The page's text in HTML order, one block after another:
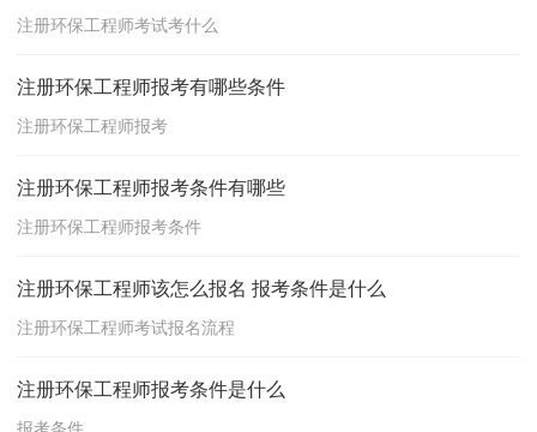
注册环保工程师考试考什么
注册环保工程师报考有哪些条件
注册环保工程师报考
注册环保工程师报考条件有哪些
注册环保工程师报考条件
注册环保工程师该怎么报名 报考条件是什么
注册环保工程师考试报名流程
注册环保工程师报考条件是什么
报考条件